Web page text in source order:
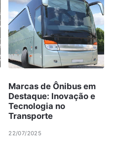
Marcas de Ônibus em
Destaque: Inovação e
Tecnologia no
Transporte
22/07/2025